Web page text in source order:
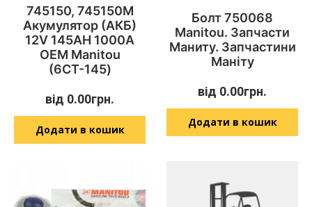
745150, 745150M
Акумулятор (АКБ)
12V 145AH 1000A
OEM Manitou
(6СТ-145)
від 0.00грн.
Додати в кошик
Болт 750068
Manitou. Запчасти
Маниту. Запчастини
Маніту
від 0.00грн.
Додати в кошик